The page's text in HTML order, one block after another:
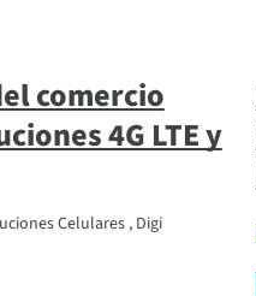
comercio
4G LTE y
Celulares , Digi